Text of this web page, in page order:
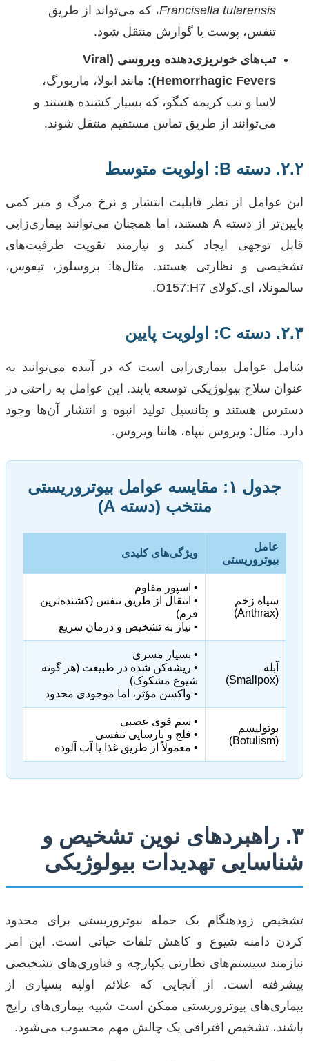
Francisella tularensis، که می‌تواند از طریق
تنفس، پوست یا گوارش منتقل شود.
تب‌های خونریزی‌دهنده ویروسی (Viral
Hemorrhagic Fevers):
مانند ابولا، ماربورگ،
لاسا و تب کریمه کنگو، که بسیار کشنده هستند و
می‌توانند از طریق تماس مستقیم منتقل شوند.
۲.۲. دسته B: اولویت متوسط
این عوامل از نظر قابلیت انتشار و نرخ مرگ و میر کمی
پایین‌تر از دسته A هستند، اما همچنان می‌توانند بیماری‌زایی
قابل توجهی ایجاد کنند و نیازمند تقویت ظرفیت‌های
تشخیصی و نظارتی هستند. مثال‌ها: بروسلوز، تیفوس،
سالمونلا، ای.کولای O157:H7.
۲.۳. دسته C: اولویت پایین
شامل عوامل بیماری‌زایی است که در آینده می‌توانند به
عنوان سلاح بیولوژیکی توسعه یابند. این عوامل به راحتی در
دسترس هستند و پتانسیل تولید انبوه و انتشار آن‌ها وجود
دارد. مثال: ویروس نیپاه، هانتا ویروس.
جدول ۱: مقایسه عوامل بیوتروریستی
منتخب (دسته A)
عامل
بیوتروریستی
ویژگی‌های کلیدی
سیاه زخم
(Anthrax)
• اسپور مقاوم
• انتقال از طریق تنفس (کشنده‌ترین
فرم)
• نیاز به تشخیص و درمان سریع
آبله
(Smallpox)
• بسیار مسری
• ریشه‌کن شده در طبیعت (هر گونه
شیوع مشکوک)
• واکسن مؤثر، اما موجودی محدود
بوتولیسم
(Botulism)
• سم قوی عصبی
• فلج و نارسایی تنفسی
• معمولاً از طریق غذا یا آب آلوده
۳. راهبردهای نوین تشخیص و
شناسایی تهدیدات بیولوژیکی
تشخیص زودهنگام یک حمله بیوتروریستی برای محدود
کردن دامنه شیوع و کاهش تلفات حیاتی است. این امر
نیازمند سیستم‌های نظارتی یکپارچه و فناوری‌های تشخیصی
پیشرفته است. از آنجایی که علائم اولیه بسیاری از
بیماری‌های بیوتروریستی ممکن است شبیه بیماری‌های رایج
باشند، تشخیص افتراقی یک چالش مهم محسوب می‌شود.